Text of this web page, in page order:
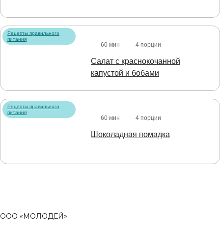
Рецепты правильного
питания
60 мин 4 порции
Салат с краснокочанной
капустой и бобами
Рецепты правильного
питания
60 мин 4 порции
Шоколадная помадка
ООО «МОЛОДЕЙ»